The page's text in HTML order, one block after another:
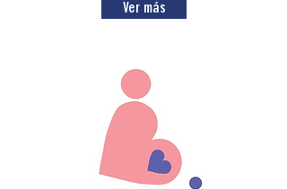
Ver más